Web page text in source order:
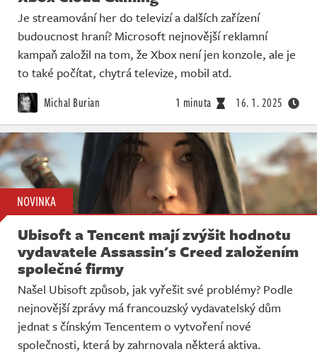
Je streamování her do televizí a dalších zařízení
budoucnost hraní? Microsoft nejnovější reklamní
kampaň založil na tom, že Xbox není jen konzole, ale je
to také počítat, chytrá televize, mobil atd.
Michal Burian 1 minuta 16. 1. 2025
NOVINKA
Ubisoft a Tencent mají zvýšit hodnotu
vydavatele Assassin's Creed založením
společné firmy
Našel Ubisoft způsob, jak vyřešit své problémy? Podle
nejnovější zprávy má francouzský vydavatelský dům
jednat s čínským Tencentem o vytvoření nové
společnosti, která by zahrnovala některá aktiva.